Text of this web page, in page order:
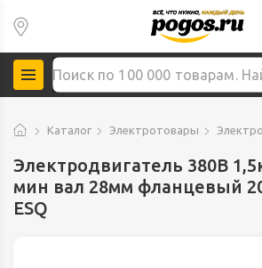
Каталог Электротовары
Электродвигатель 380В
мин вал 28мм фланцевый
ESQ